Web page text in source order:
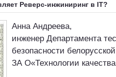
Реверс-инжиниринг в IT?
Анна Андреева,
инженер Департамента
безопасности
ЗА O«Технологии